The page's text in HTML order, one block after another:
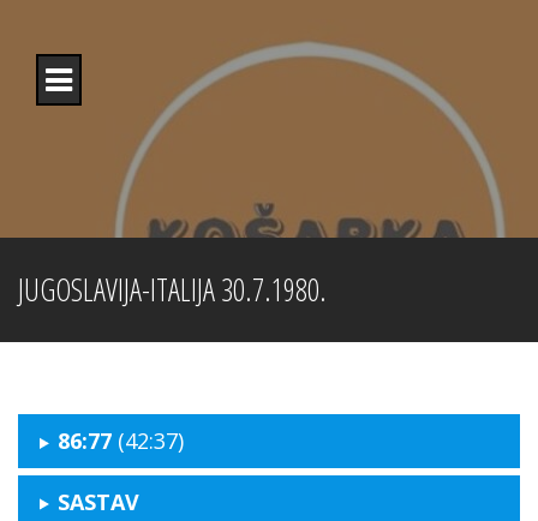
content
JUGOSLAVIJA-ITALIJA 30.7.1980.
86:77(42:37)
SASTAV